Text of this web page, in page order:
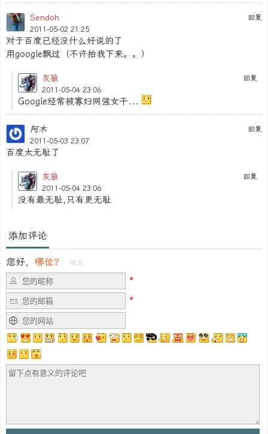
回复
Sendoh
2011-05-02 21:25
对于百度已经没什么好说的了
用google飘过（不许拍我下来。。）
回复
灰狼
2011-05-04 23:06
Google经常被寡妇网强女干...
回复
阿木
2011-05-03 23:07
百度太无耻了
回复
灰狼
2011-05-04 23:06
没有最无耻,只有更无耻
添加评论
您好， 哪位？ 确定